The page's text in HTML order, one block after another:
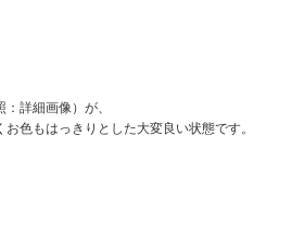
詳細画像）が、
色もはっきりとした大変良い状態です。